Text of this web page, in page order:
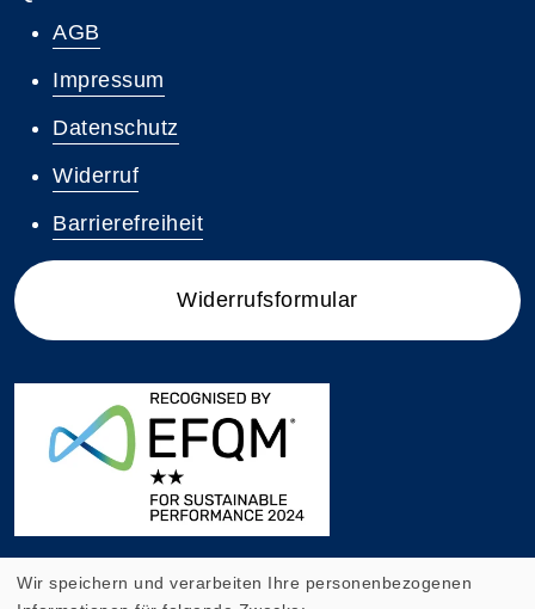
AGB
Impressum
Datenschutz
Widerruf
Barrierefreiheit
Widerrufsformular
Wir speichern und verarbeiten Ihre personenbezogenen